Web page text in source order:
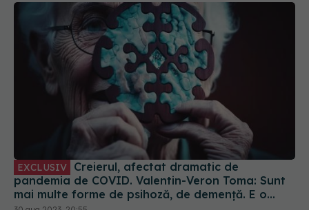
pandemia de COVID. Valentin-Veron Toma: Sunt
mai multe forme de psihoză, de demență. E o
accelerare a unor fenomene care păreau să fie
într-un ritm mai lent
30 aug 2023, 20:55